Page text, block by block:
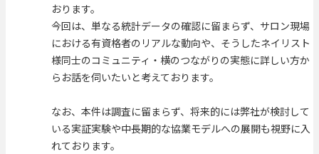
おります。
今回は、単なる統計データの確認に留まらず、サロン現場
における有資格者のリアルな動向や、そうしたネイリスト
様同士のコミュニティ・横のつながりの実態に詳しい方か
らお話を伺いたいと考えております。
なお、本件は調査に留まらず、将来的には弊社が検討して
いる実証実験や中長期的な協業モデルへの展開も視野に入
れております。